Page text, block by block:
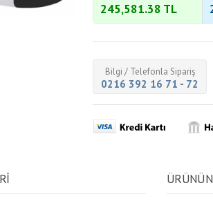
245,581.38 TL
Bilgi / Telefonla Sipariş
0216 392 16 71 - 72